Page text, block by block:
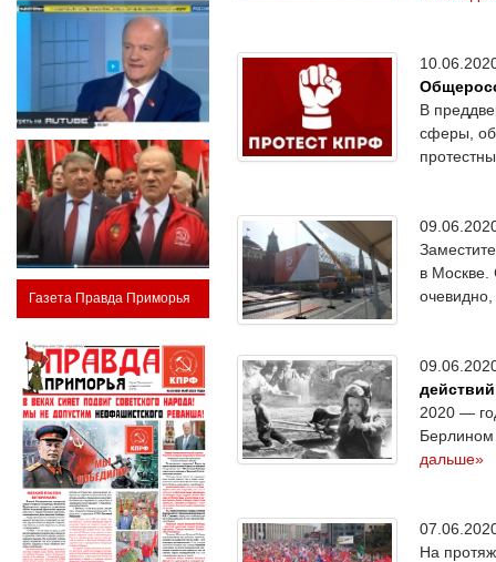
Газета Правда Приморья
В
сферы,
в Москве.
действий
2020 —
Берлином
дальше»
На